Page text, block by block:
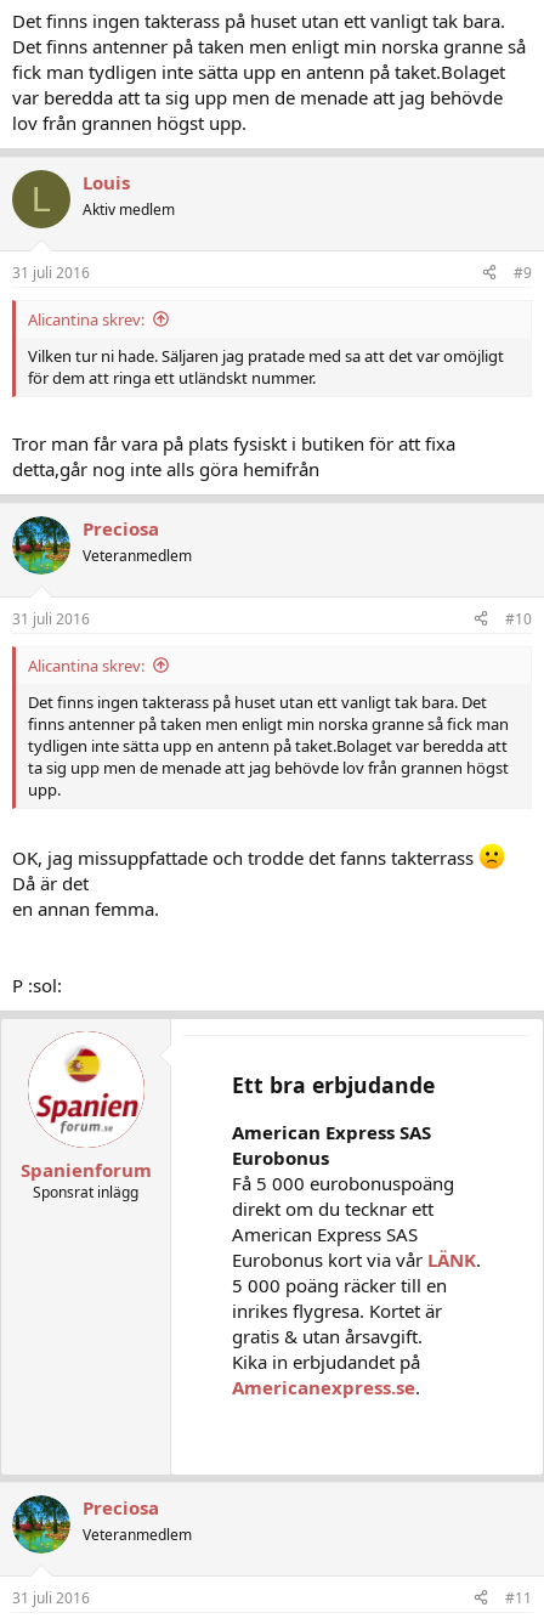
MásMovil
om mobilt bredband med "sticka" så länge. Borde ju funka.
Är det alldeles omöjligt så får du lämna mitt spanska nr
Chao P :sol:
Det finns ingen takterass på huset utan ett vanligt tak bara.
Det finns antenner på taken men enligt min norska granne så
fick man tydligen inte sätta upp en antenn på taket.Bolaget
var beredda att ta sig upp men de menade att jag behövde
lov från grannen högst upp.
L Louis
Aktiv medlem
31 juli 2016 #9
Alicantina skrev:
Vilken tur ni hade. Säljaren jag pratade med sa att det var omöjligt
för dem att ringa ett utländskt nummer.
Tror man får vara på plats fysiskt i butiken för att fixa
detta,går nog inte alls göra hemifrån
Preciosa
Veteranmedlem
31 juli 2016 #10
Alicantina skrev:
Det finns ingen takterass på huset utan ett vanligt tak bara. Det
finns antenner på taken men enligt min norska granne så fick man
tydligen inte sätta upp en antenn på taket.Bolaget var beredda att
ta sig upp men de menade att jag behövde lov från grannen högst
upp.
OK, jag missuppfattade och trodde det fanns takterrass
Då är det
en annan femma.
P :sol:
Spanienforum
Sponsrat inlägg
Ett bra erbjudande
American Express SAS
Eurobonus
Få 5 000 eurobonuspoäng
direkt om du tecknar ett
American Express SAS
Eurobonus kort via vår LÄNK.
5 000 poäng räcker till en
inrikes flygresa. Kortet är
gratis & utan årsavgift.
Kika in erbjudandet på
Americanexpress.se.
Preciosa
Veteranmedlem
31 juli 2016 #11